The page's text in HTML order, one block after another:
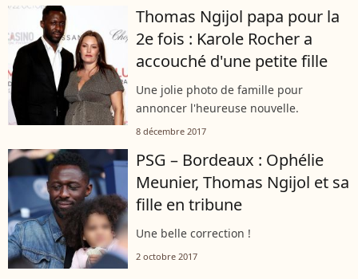
l'heureux papa de deux filles avec...
Thomas Ngijol papa pour la
2e fois : Karole Rocher a
accouché d'une petite fille
Une jolie photo de famille pour
annoncer l'heureuse nouvelle.
8 décembre 2017
PSG – Bordeaux : Ophélie
Meunier, Thomas Ngijol et sa
fille en tribune
Une belle correction !
2 octobre 2017